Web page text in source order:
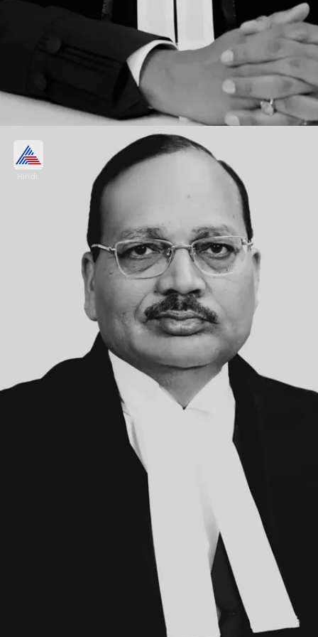
4- जस्टिस बीआर गवई (Justice BR Gavai)
जस्टिस बीआर गवई का जन्म 24 नवम्बर 1960 को हुआ था।
जस्टिस केजी बालकृष्णन के बाद जस्टिस गवई ऐसे दूसरे दलित
जज हैं, जो सुप्रीम कोर्ट के चीफ जस्टिस बनेंगे।
Image credits: Wikipedia